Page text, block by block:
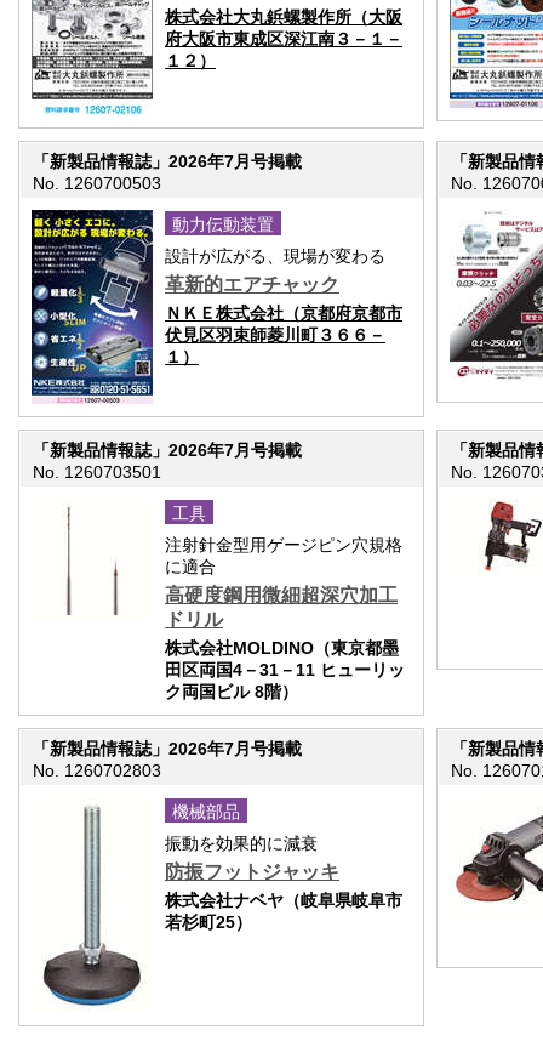
株式会社大丸鋲螺製作所（大阪
府大阪市東成区深江南３－１－
１２）
「新製品情報誌」2026年7月号掲載
No. 1260700503
動力伝動装置
設計が広がる、現場が変わる
革新的エアチャック
ＮＫＥ株式会社（京都府京都市
伏見区羽束師菱川町３６６－
１）
「新製品
No.
「新製品情報誌」2026年7月号掲載
No. 1260703501
工具
注射針金型用ゲージピン穴規格
に適合
高硬度鋼用微細超深穴加工
ドリル
株式会社MOLDINO（東京都墨
田区両国4－31－11 ヒューリッ
ク両国ビル 8階）
「新製品
No.
「新製品情報誌」2026年7月号掲載
No. 1260702803
機械部品
振動を効果的に減衰
防振フットジャッキ
株式会社ナベヤ（岐阜県岐阜市
若杉町25）
「新製品
No.